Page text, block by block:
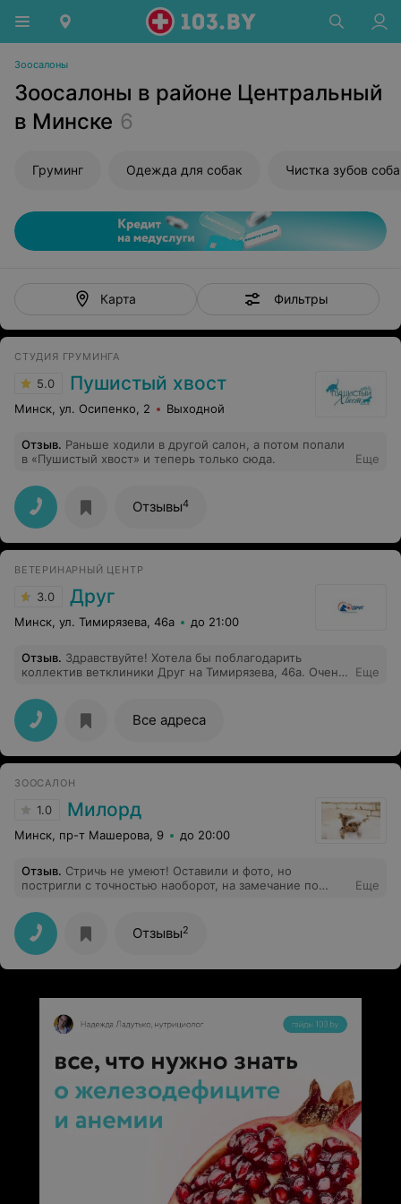
Зоосалоны
Зоосалоны в районе Центральный
в Минске 6
Груминг Одежда для собак Чистка зубов
Карта Фильтры
СТУДИЯ ГРУМИНГА
5.0 Пушистый хвост
Минск, ул. Осипенко, 2 Выходной
Отзыв. Раньше ходили в другой салон, а потом попали
в «Пушистый хвост» и теперь только сюда.
Еще
Отзывы4
ВЕТЕРИНАРНЫЙ ЦЕНТР
3.0 Друг
Минск, ул. Тимирязева, 46а до 21:00
Отзыв. Здравствуйте! Хотела бы поблагодарить
коллектив ветклиники Друг на Тимирязева, 46а. Очень
питомцам и их владельцам. Особую благодарность
хочу выразить Кашевич Елене Николаевне. Она
курирует моих собак на протяжении 3 лет, и я могу
быть уверена в хорошем состоянии их здоровья.
Спасибо Вам! Успехов и удачи во всех делах!
Еще
Все адреса
ЗООСАЛОН
1.0 Милорд
Минск, пр-т Машерова, 9 до 20:00
Отзыв. Стричь не умеют! Оставили и фото, но
постригли с точностью наоборот, на замечание по
ранее стригли цвергшнауцера, проблем не было,
сейчас терьера ирландского превратили... даже нет
этому названия, ну и конечно на финише и отношение
добавило что данный салон обходить стороной!!!!!
Еще
Отзывы2